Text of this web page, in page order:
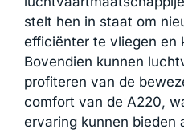
stelt hen in staat om
efficiënter te vliegen en
Bovendien kunnen
profiteren van de
comfort van de A220,
ervaring kunnen bieden